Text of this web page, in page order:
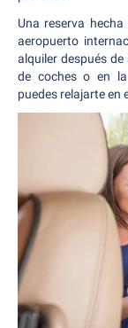
Una reserva
aeropuerto
alquiler después
de coches o en
puedes relajarte en